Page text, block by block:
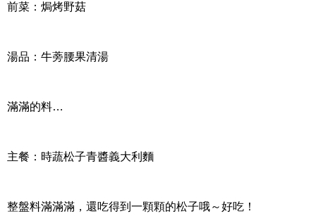
前菜：焗烤野菇
湯品：牛蒡腰果清湯
滿滿的料…
主餐：時蔬松子青醬義大利麵
整盤料滿滿滿，還吃得到一顆顆的松子哦～好吃！